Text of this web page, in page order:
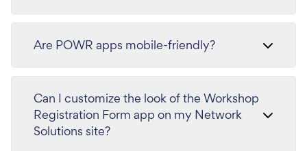
Are POWR apps mobile-friendly?
Can I customize the look of the Workshop
Registration Form app on my Network
Solutions site?